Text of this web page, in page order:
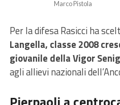
Marco Pistola
Per la difesa Rasicci ha
Langella, classe 2008
giovanile della Vigor
agli allievi nazionali